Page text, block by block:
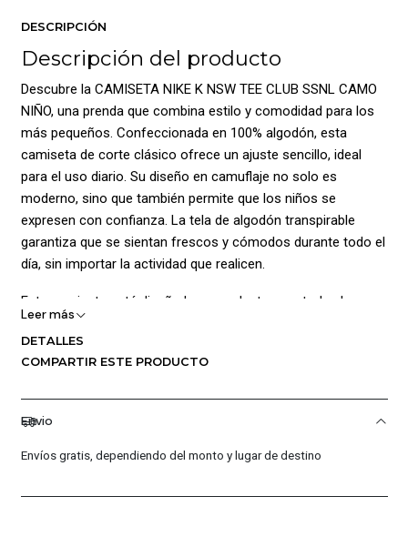
DESCRIPCIÓN
Descripción del producto
Descubre la CAMISETA NIKE K NSW TEE CLUB SSNL CAMO
NIÑO, una prenda que combina estilo y comodidad para los
más pequeños. Confeccionada en 100% algodón, esta
camiseta de corte clásico ofrece un ajuste sencillo, ideal
para el uso diario. Su diseño en camuflaje no solo es
moderno, sino que también permite que los niños se
expresen con confianza. La tela de algodón transpirable
garantiza que se sientan frescos y cómodos durante todo el
día, sin importar la actividad que realicen.
Esta camiseta está diseñada para adaptarse a todas las
formas y tallas, asegurando que cada niño pueda disfrutar
de un estilo único y cómodo. Con medidas que se ajustan
perfectamente al cuerpo, es una opción versátil para
CAMO es la elección perfecta. ¡No dejes pasar la oportunidad
de que tu hijo luzca genial y se sienta cómodo al mismo
Leer más
DETALLES
COMPARTIR ESTE PRODUCTO
Envio
Envíos gratis, dependiendo del monto y lugar de destino